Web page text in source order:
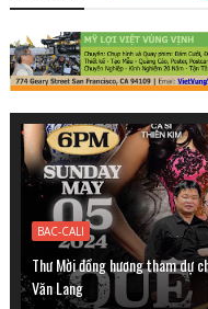
BAC-CALI
Thư Mời đồng hương tham dự
Văn Lang